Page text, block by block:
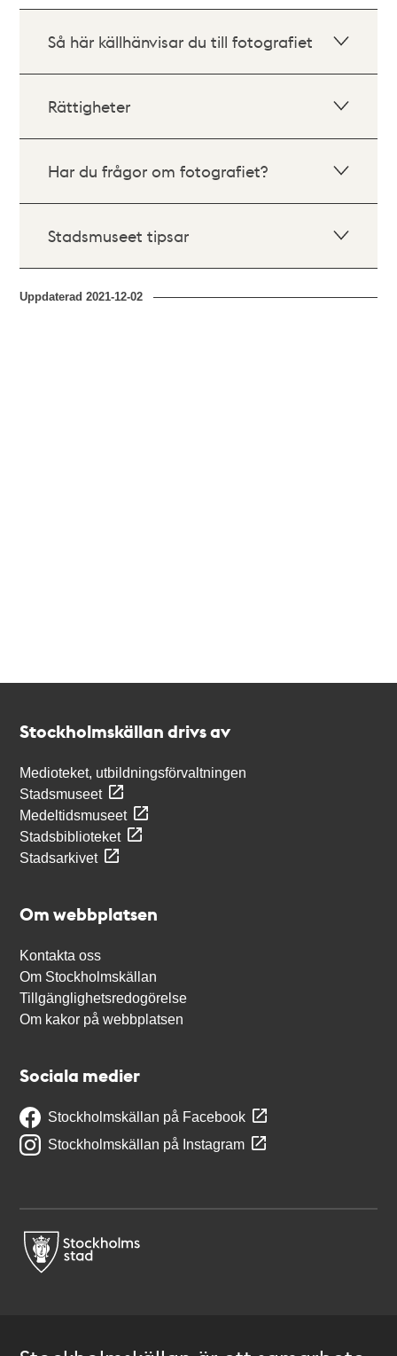
Så här källhänvisar du till fotografiet
Rättigheter
Har du frågor om fotografiet?
Stadsmuseet tipsar
Uppdaterad2021-12-02
Stockholmskällan drivs av
Medioteket, utbildningsförvaltningen
Stadsmuseet
Medeltidsmuseet
Stadsbiblioteket
Stadsarkivet
Om webbplatsen
Kontakta oss
Om Stockholmskällan
Tillgänglighetsredogörelse
Om kakor på webbplatsen
Sociala medier
Stockholmskällan på Facebook
Stockholmskällan på Instagram